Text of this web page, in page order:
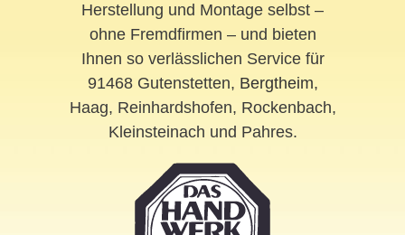
Herstellung und Montage selbst –
ohne Fremdfirmen – und bieten
Ihnen so verlässlichen Service für
91468 Gutenstetten, Bergtheim,
Haag, Reinhardshofen, Rockenbach,
Kleinsteinach und Pahres.